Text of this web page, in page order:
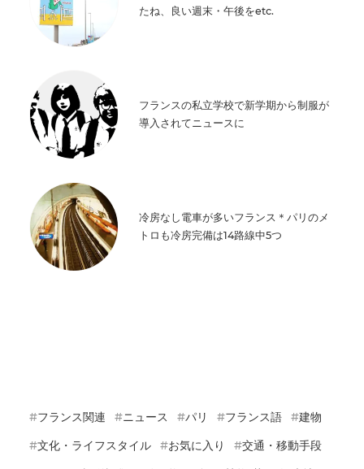
たね、良い週末・午後をetc.
フランスの私立学校で新学期から制服が
導入されてニュースに
冷房なし電車が多いフランス＊パリのメ
トロも冷房完備は14路線中5つ
フランス関連 ニュース パリ フランス語
建物
文化・ライフスタイル
お気に入り
交通・移動手段